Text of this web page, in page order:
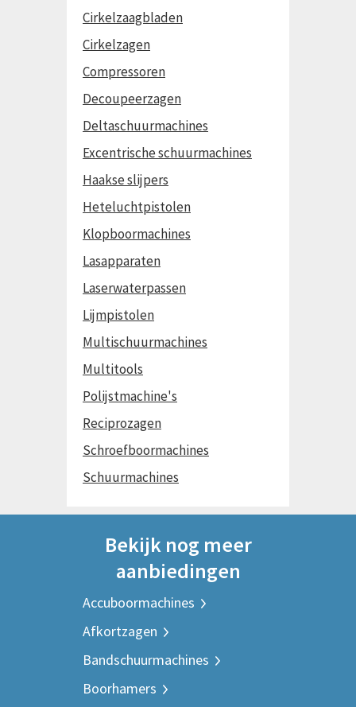
Cirkelzaagbladen
Cirkelzagen
Compressoren
Decoupeerzagen
Deltaschuurmachines
Excentrische schuurmachines
Haakse slijpers
Heteluchtpistolen
Klopboormachines
Lasapparaten
Laserwaterpassen
Lijmpistolen
Multischuurmachines
Multitools
Polijstmachine's
Reciprozagen
Schroefboormachines
Schuurmachines
Bekijk nog meer
aanbiedingen
Accuboormachines
Afkortzagen
Bandschuurmachines
Boorhamers